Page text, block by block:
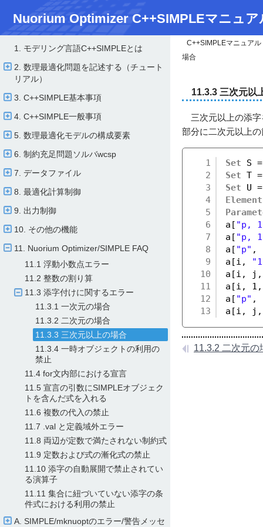
Nuorium Optimizer C++SIMPLEマニュア
1. モデリング言語C++SIMPLEとは
2. 数理最適化問題を記述する（チュート
リアル）
3. C++SIMPLE基本事項
4. C++SIMPLE一般事項
5. 数理最適化モデルの構成要素
6. 制約充足問題ソルバwcsp
7. データファイル
8. 最適化計算制御
9. 出力制御
10. その他の機能
11. Nuorium Optimizer/​SIMPLE FAQ
11.1 浮動小数点エラー
11.2 整数の割り算
11.3 添字付けに関するエラー
11.3.1 一次元の場合
11.3.2 二次元の場合
11.3.3 三次元以上の場合
11.3.4 一時オブジェクトの利用の
禁止
11.4 for文内部における宣言
11.5 宣言の引数にSIMPLEオブジェク
トを含んだ式を入れる
11.6 複数の代入の禁止
11.7 .val と定義域外エラー
11.8 両辺が定数で満たされない制約式
11.9 定数および式の漸化式の禁止
11.10 添字の自動展開で禁止されてい
る演算子
11.11 集合に紐づいていない添字の条
件式における利用の禁止
A. SIMPLE/​mknuoptのエラー/​警告メッセ
C++SIMPLEマニュアル
場合
11.3.3 三次元以
三次元以上の添字
部分に二次元以上
1
2
3
4
5
6
7
8
9
10
11
12
13
Set
S
Set T
Set
U
Element
a[ "p,
a[ "p,
a[ "p" ,
a[i,
a[i,
a[i,
a[ "p" ,
a[i,
11.3.2 二次元の